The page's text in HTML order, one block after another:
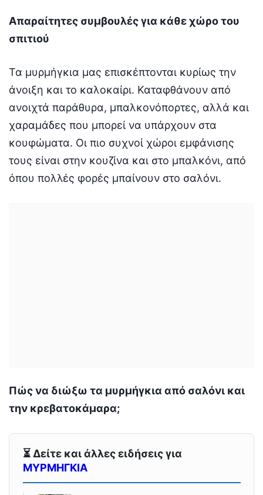
Απαραίτητες συμβουλές για κάθε χώρο του
σπιτιού
Τα μυρμήγκια μας επισκέπτονται κυρίως την
άνοιξη και το καλοκαίρι. Καταφθάνουν από
ανοιχτά παράθυρα, μπαλκονόπορτες, αλλά και
χαραμάδες που μπορεί να υπάρχουν στα
κουφώματα. Οι πιο συχνοί χώροι εμφάνισης
τους είναι στην κουζίνα και στο μπαλκόνι, από
όπου πολλές φορές μπαίνουν στο σαλόνι.
Πώς να διώξω τα μυρμήγκια από σαλόνι και
την κρεβατοκάμαρα;
⏳ Δείτε και άλλες ειδήσεις για
ΜΥΡΜΗΓΚΙΑ